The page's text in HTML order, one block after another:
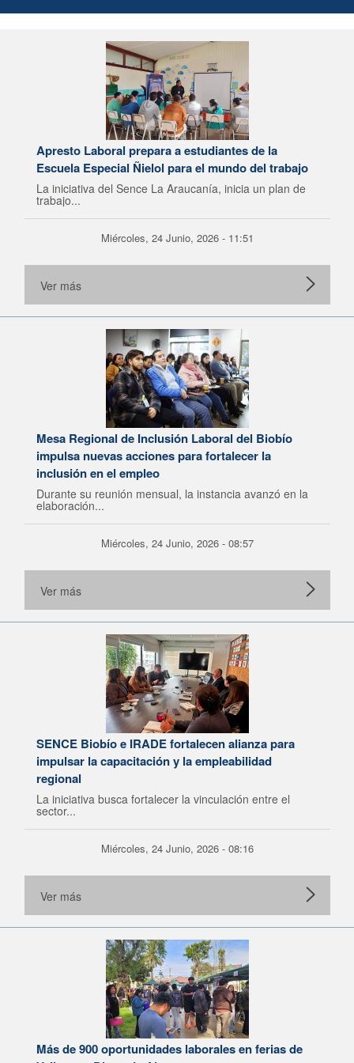
Apresto Laboral prepara a estudiantes de la
Escuela Especial Ñielol para el mundo del trabajo
La iniciativa del Sence La Araucanía, inicia un plan de
trabajo...
Miércoles, 24 Junio, 2026 - 11:51
Ver más
Mesa Regional de Inclusión Laboral del Biobío
impulsa nuevas acciones para fortalecer la
inclusión en el empleo
Durante su reunión mensual, la instancia avanzó en la
elaboración...
Miércoles, 24 Junio, 2026 - 08:57
Ver más
SENCE Biobío e IRADE fortalecen alianza para
impulsar la capacitación y la empleabilidad
regional
La iniciativa busca fortalecer la vinculación entre el
sector...
Miércoles, 24 Junio, 2026 - 08:16
Ver más
Más de 900 oportunidades laborales en ferias de